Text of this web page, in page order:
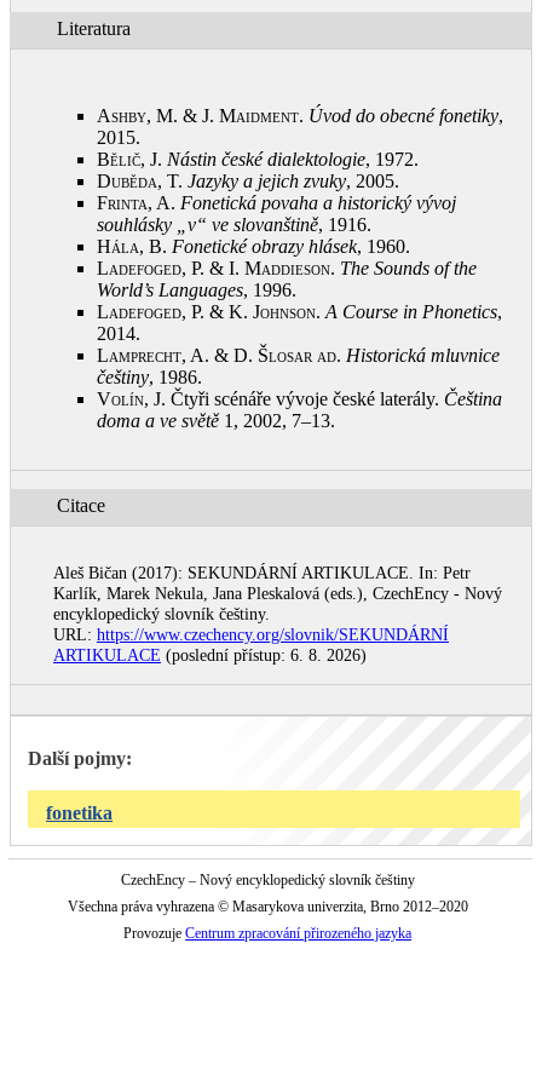
Literatura
Ashby, M. & J. Maidment. Úvod do obecné fonetiky,
2015.
Bělič, J. Nástin české dialektologie, 1972.
Duběda, T. Jazyky a jejich zvuky, 2005.
Frinta, A. Fonetická povaha a historický vývoj
souhlásky „v“ ve slovanštině, 1916.
Hála, B. Fonetické obrazy hlásek, 1960.
Ladefoged, P. & I. Maddieson. The Sounds of the
World’s Languages, 1996.
Ladefoged, P. & K. Johnson. A Course in Phonetics,
2014.
Lamprecht, A. & D. Šlosar ad. Historická mluvnice
češtiny, 1986.
Volín, J. Čtyři scénáře vývoje české laterály. Čeština
doma a ve světě 1, 2002, 7‒13.
Citace
Aleš Bičan (2017): SEKUNDÁRNÍ ARTIKULACE. In: Petr
Karlík, Marek Nekula, Jana Pleskalová (eds.), CzechEncy - Nový
encyklopedický slovník češtiny.
URL: https://www.czechency.org/slovnik/SEKUNDÁRNÍ
ARTIKULACE (poslední přístup: 6. 8. 2026)
Další pojmy:
fonetika
CzechEncy – Nový encyklopedický slovník češtiny
Všechna práva vyhrazena © Masarykova univerzita, Brno 2012–2020
ProvozujeCentrum zpracování přirozeného jazyka